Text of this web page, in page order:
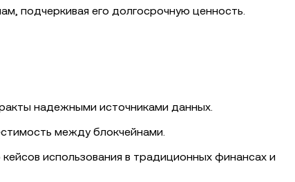
подчеркивая его долгосрочную ценность.
надежными источниками данных.
между блокчейнами.
использования в традиционных финансах и